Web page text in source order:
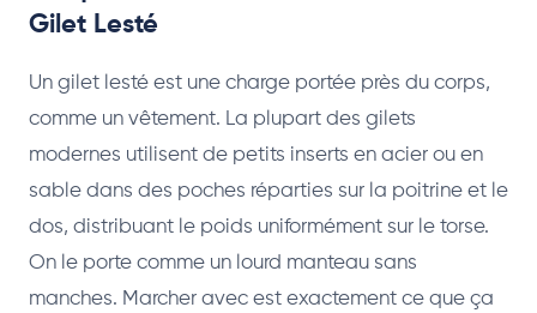
Gilet Lesté
Un gilet lesté est une charge portée près du corps,
comme un vêtement. La plupart des gilets
modernes utilisent de petits inserts en acier ou en
sable dans des poches réparties sur la poitrine et le
dos, distribuant le poids uniformément sur le torse.
On le porte comme un lourd manteau sans
manches. Marcher avec est exactement ce que ça